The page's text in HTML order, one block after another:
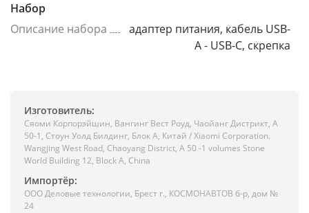
Набор
Описание набора
адаптер питания, кабель USB-
A - USB-C, скрепка
Изготовитель:
Сяоми Корпорэйшин, Вангинг Вест Роуд, Чаойанг Дистрикт, А
50-1, Стоун Уолд Билдинг, Блок А, Китай / Xiaomi Corporation.
Wangjing West Road, Chaoyang District, A 50 -1 volumes Stone
World Building 12, Block A, China
Импортёр:
ООО Деловые технологии, Брест г., КОСМОНАВТОВ б-р, дом №
24